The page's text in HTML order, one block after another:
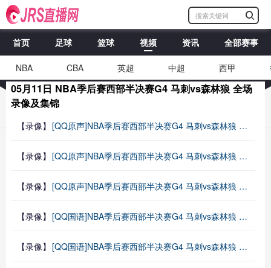
首页 足球 篮球 视频 资讯 全部赛事
NBA CBA 英超 中超 西甲
05月11日 NBA季后赛西部半决赛G4 马刺vs森林狼 全场
录像及集锦
【录像】 [QQ原声]NBA季后赛西部半决赛G4 马刺vs森林狼 第二节 录像
【录像】 [QQ原声]NBA季后赛西部半决赛G4 马刺vs森林狼 第一节 录像
【录像】 [QQ原声]NBA季后赛西部半决赛G4 马刺vs森林狼 全场录像回放
【录像】 [QQ国语]NBA季后赛西部半决赛G4 马刺vs森林狼 第四节 录像
【录像】 [QQ国语]NBA季后赛西部半决赛G4 马刺vs森林狼 第三节 录像